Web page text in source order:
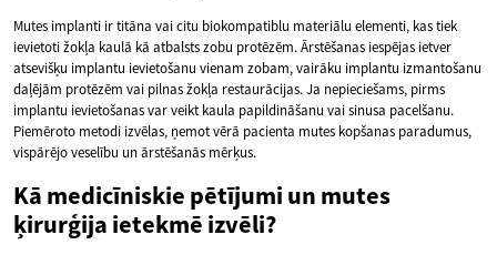
Mutes implanti ir titāna vai citu biokompatiblu materiālu elementi, kas tiek
ievietoti žokļa kaulā kā atbalsts zobu protēzēm. Ārstēšanas iespējas ietver
atsevišķu implantu ievietošanu vienam zobam, vairāku implantu izmantošanu
daļējām protēzēm vai pilnas žokļa restaurācijas. Ja nepieciešams, pirms
implantu ievietošanas var veikt kaula papildināšanu vai sinusa pacelšanu.
Piemēroto metodi izvēlas, ņemot vērā pacienta mutes kopšanas paradumus,
vispārējo veselību un ārstēšanās mērķus.
Kā medicīniskie pētījumi un mutes
ķirurģija ietekmē izvēli?